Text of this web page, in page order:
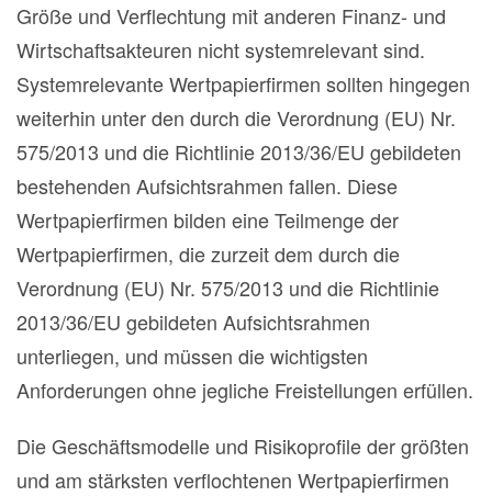
Größe und Verflechtung mit anderen Finanz- und
Wirtschaftsakteuren nicht systemrelevant sind.
Systemrelevante Wertpapierfirmen sollten hingegen
weiterhin unter den durch die Verordnung (EU) Nr.
575/2013 und die Richtlinie 2013/36/EU gebildeten
bestehenden Aufsichtsrahmen fallen. Diese
Wertpapierfirmen bilden eine Teilmenge der
Wertpapierfirmen, die zurzeit dem durch die
Verordnung (EU) Nr. 575/2013 und die Richtlinie
2013/36/EU gebildeten Aufsichtsrahmen
unterliegen, und müssen die wichtigsten
Anforderungen ohne jegliche Freistellungen erfüllen.
Die Geschäftsmodelle und Risikoprofile der größten
und am stärksten verflochtenen Wertpapierfirmen